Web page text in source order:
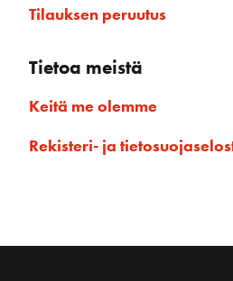
Tilauksen peruutus
Tietoa meistä
Keitä me olemme
Rekisteri- ja